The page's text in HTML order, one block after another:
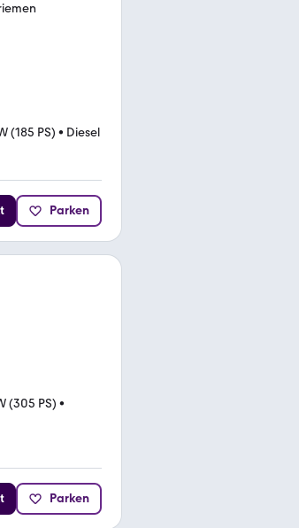
(185 PS) • Diesel
Parken
(305 PS) •
Parken